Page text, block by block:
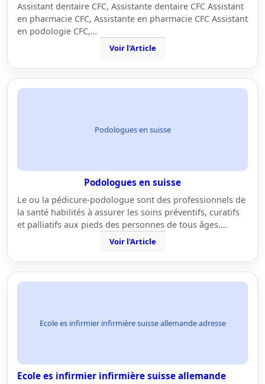
Assistant dentaire CFC, Assistante dentaire CFC Assistant
en pharmacie CFC, Assistante en pharmacie CFC Assistant
en podologie CFC,…
Voir l'Article
Podologues en suisse
Podologues en suisse
Le ou la pédicure-podologue sont des professionnels de
la santé habilités à assurer les soins préventifs, curatifs
et palliatifs aux pieds des personnes de tous âges.…
Voir l'Article
Ecole es infirmier infirmière suisse allemande adresse
Ecole es infirmier infirmière suisse allemande